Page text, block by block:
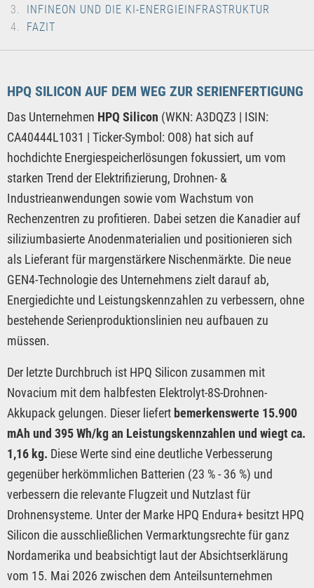
INFINEON UND DIE KI-ENERGIEINFRASTRUKTUR
FAZIT
HPQ SILICON AUF DEM WEG ZUR SERIENFERTIGUNG
Das Unternehmen HPQ Silicon (WKN: A3DQZ3 | ISIN:
CA40444L1031 | Ticker-Symbol: O08) hat sich auf
hochdichte Energiespeicherlösungen fokussiert, um vom
starken Trend der Elektrifizierung, Drohnen- &
Industrieanwendungen sowie vom Wachstum von
Rechenzentren zu profitieren. Dabei setzen die Kanadier auf
siliziumbasierte Anodenmaterialien und positionieren sich
als Lieferant für margenstärkere Nischenmärkte. Die neue
GEN4-Technologie des Unternehmens zielt darauf ab,
Energiedichte und Leistungskennzahlen zu verbessern, ohne
bestehende Serienproduktionslinien neu aufbauen zu
müssen.
Der letzte Durchbruch ist HPQ Silicon zusammen mit
Novacium mit dem halbfesten Elektrolyt-8S-Drohnen-
Akkupack gelungen. Dieser liefert bemerkenswerte 15.900
mAh und 395 Wh/kg an Leistungskennzahlen und wiegt ca.
1,16 kg. Diese Werte sind eine deutliche Verbesserung
gegenüber herkömmlichen Batterien (23 % - 36 %) und
verbessern die relevante Flugzeit und Nutzlast für
Drohnensysteme. Unter der Marke HPQ Endura+ besitzt HPQ
Silicon die ausschließlichen Vermarktungsrechte für ganz
Nordamerika und beabsichtigt laut der Absichtserklärung
vom 15. Mai 2026 zwischen dem Anteilsunternehmen